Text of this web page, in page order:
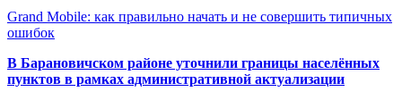
Grand Mobile: как правильно начать и не совершить типичных
ошибок
В Барановичском районе уточнили границы населённых
пунктов в рамках административной актуализации